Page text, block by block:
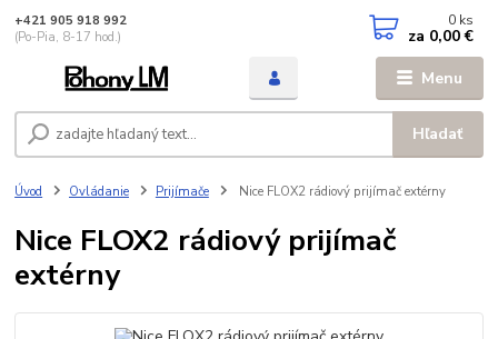
Menu
Hľadať
+421 905 918 992
(Po-Pia, 8-17 hod.)
0 ks
za 0,00 €
Úvod Ovládanie Prijímače Nice FLOX2 rádiový prijímač extérny
Nice FLOX2 rádiový prijímač
extérny